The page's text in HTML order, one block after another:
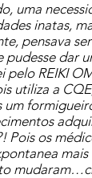
uma
inatas,
pensava
dar
REIKI
utiliza a
um
Pois os